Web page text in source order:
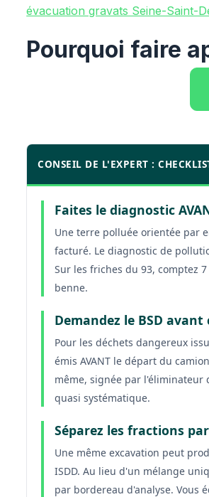
évacuation gravats Seine-Saint-
Pourquoi faire
CONSEIL DE L'EXPERT :
Faites le diagnostic
Une terre polluée orientée par
facturé. Le diagnostic de
Sur les friches du 93, comptez
benne.
Demandez le BSD
Pour les déchets dangereux
émis AVANT le départ du
même, signée par l'éliminateur
quasi systématique.
Séparez les fractions
Une même excavation peut
ISDD. Au lieu d'un mélange
par bordereau d'analyse. Vous